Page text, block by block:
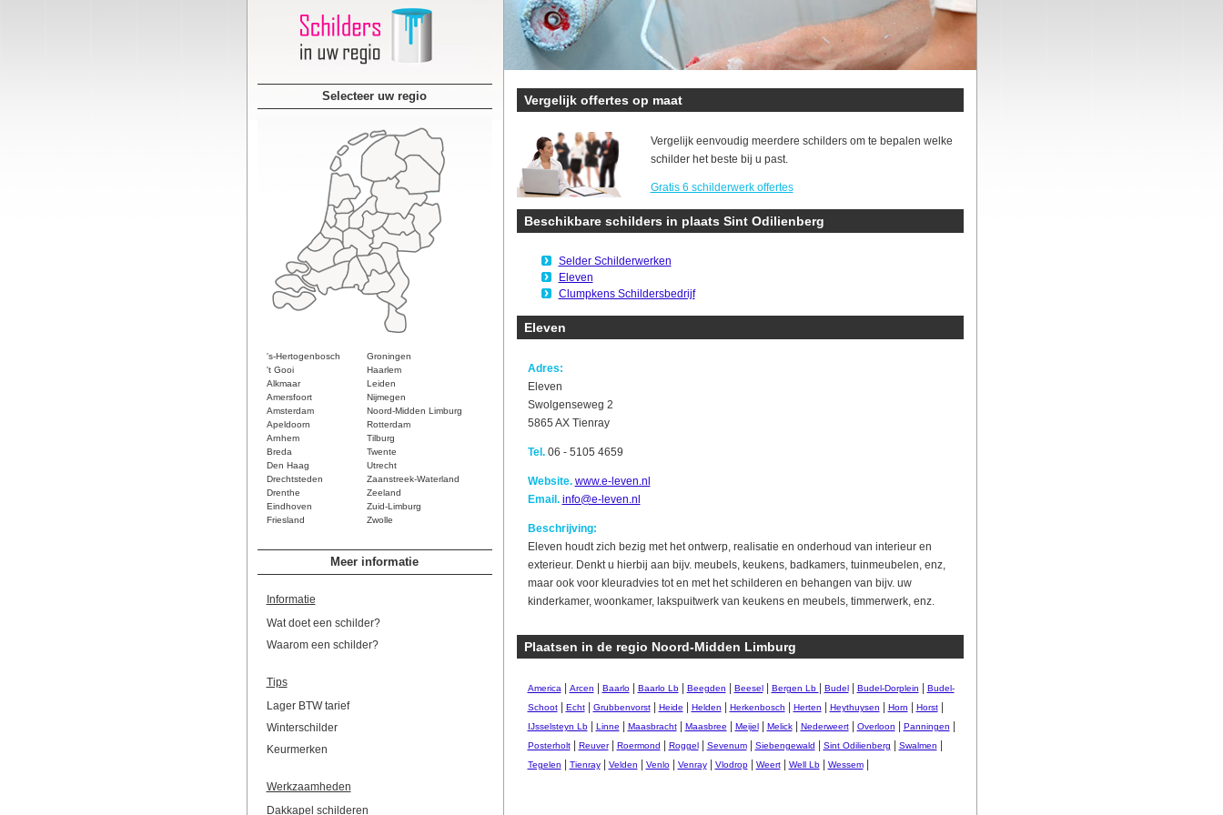
Selecteer uw regio
's-Hertogenbosch
Groningen
't Gooi
Haarlem
Alkmaar
Leiden
Amersfoort
Nijmegen
Amsterdam
Noord-Midden Limburg
Apeldoorn
Rotterdam
Arnhem
Tilburg
Breda
Twente
Den Haag
Utrecht
Drechtsteden
Zaanstreek-Waterland
Drenthe
Zeeland
Eindhoven
Zuid-Limburg
Friesland
Zwolle
Meer informatie
Informatie
Wat doet een schilder?
Waarom een schilder?
Tips
Lager BTW tarief
Winterschilder
Keurmerken
Werkzaamheden
Dakkapel schilderen
Vergelijk offertes op maat
Vergelijk eenvoudig meerdere schilders om te bepalen welke
schilder het beste bij u past.
Gratis 6 schilderwerk offertes
Beschikbare schilders in plaats Sint Odilienberg
Selder Schilderwerken
Eleven
Clumpkens Schildersbedrijf
Eleven
Adres:
Eleven
Swolgenseweg 2
5865 AX Tienray
Tel.06 - 5105 4659
Website. www.e-leven.nl
Email. info@e-leven.nl
Beschrijving:
Eleven houdt zich bezig met het ontwerp, realisatie en onderhoud van interieur en
exterieur. Denkt u hierbij aan bijv. meubels, keukens, badkamers, tuinmeubelen, enz,
maar ook voor kleuradvies tot en met het schilderen en behangen van bijv. uw
kinderkamer, woonkamer, lakspuitwerk van keukens en meubels, timmerwerk, enz.
Plaatsen in de regio Noord-Midden Limburg
America| Arcen Baarlo| Baarlo Lb| Beegden Beesel| Bergen Lb Budel| Budel-Dorplein
Budel-
Schoot| Echt| Grubbenvorst| Heide Helden Herkenbosch Herten Heythuysen Horn Horst|
IJsselsteyn Lb| Linne Maasbracht| Maasbree Meijel| Melick| Nederweert| Overloon Panningen
Posterholt| Reuver| Roermond Roggel| Sevenum| Siebengewald Sint Odilienberg Swalmen
Tegelen Tienray| Velden Venlo| Venray| Vlodrop| Weert| Well Lb| Wessem|